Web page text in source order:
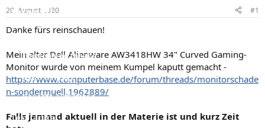
Forum
Aktuelles
Empfohlene Inhalte
Neue Beiträge
Neueste Aktivitäten
Leserartikel
e
r
l
t
a
20. August 2020 #1
Danke fürs reinschauen!
Mein alter Dell Alienware AW3418HW 34" Curved Gaming-
Monitor wurde von meinem Kumpel kaputt gemacht -
https://www.computerbase.de/forum/threads/monitorschade
n-sondermuell.1962889/
Falls jemand aktuell in der Materie ist und kurz Zeit